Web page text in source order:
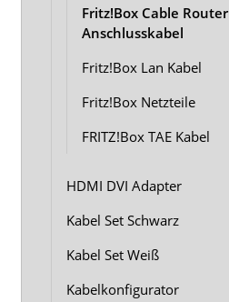
Fritz!Box Cable Router
Anschlusskabel
Fritz!Box Lan Kabel
Fritz!Box Netzteile
FRITZ!Box TAE Kabel
HDMI DVI Adapter
Kabel Set Schwarz
Kabel Set Weiß
Kabelkonfigurator